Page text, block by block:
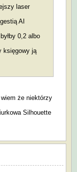
laser
AI
0,2 albo
księgowy ją
wiem że niektórzy
Silhouette